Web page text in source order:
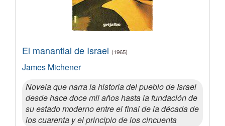
El manantial de Israel (1965)
James Michener
Novela que narra la historia del pueblo de Israel
desde hace doce mil años hasta la fundación de
su estado moderno entre el final de la década de
los cuarenta y el principio de los cincuenta